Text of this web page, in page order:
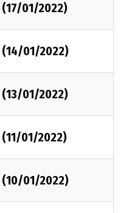
(17/01/2022)
(14/01/2022)
(13/01/2022)
(11/01/2022)
(10/01/2022)